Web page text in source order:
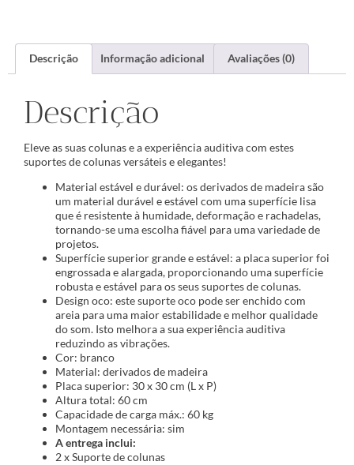
Descrição Informação adicional Avaliações (0)
Descrição
Eleve as suas colunas e a experiência auditiva com estes
suportes de colunas versáteis e elegantes!
Material estável e durável: os derivados de madeira são
um material durável e estável com uma superfície lisa
que é resistente à humidade, deformação e rachadelas,
tornando-se uma escolha fiável para uma variedade de
projetos.
Superfície superior grande e estável: a placa superior foi
engrossada e alargada, proporcionando uma superfície
robusta e estável para os seus suportes de colunas.
Design oco: este suporte oco pode ser enchido com
areia para uma maior estabilidade e melhor qualidade
do som. Isto melhora a sua experiência auditiva
reduzindo as vibrações.
Cor: branco
Material: derivados de madeira
Placa superior: 30 x 30 cm (L x P)
Altura total: 60 cm
Capacidade de carga máx.: 60 kg
Montagem necessária: sim
A entrega inclui:
2 x Suporte de colunas